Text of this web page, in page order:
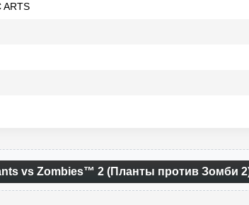
ARTS
vs Zombies™ 2 (Планты против Зомби